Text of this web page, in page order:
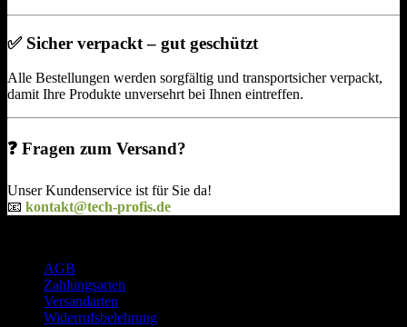
✅ Sicher verpackt – gut geschützt
Alle Bestellungen werden sorgfältig und transportsicher verpackt,
damit Ihre Produkte unversehrt bei Ihnen eintreffen.
❓ Fragen zum Versand?
Unser Kundenservice ist für Sie da!
📧 kontakt@tech-profis.de
AGB
Zahlungsarten
Versandarten
Widerrufsbelehrung